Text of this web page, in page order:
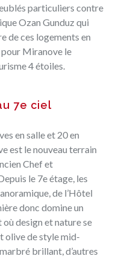
particuliers contre
Ozan Gunduz qui
de ces logements en
Miranove le
4 étoiles.
7e ciel
en salle et 20 en
est le nouveau terrain
Chef et
le 7e étage, les
de l’Hôtel
donc domine un
design et nature se
olive de style mid-
brillant, d’autres